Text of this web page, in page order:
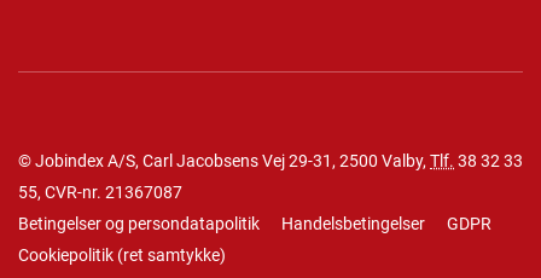
© Jobindex A/S, Carl Jacobsens Vej 29-31, 2500 Valby, Tlf. 38 32 33
55, CVR-nr. 21367087
Betingelser og persondatapolitik
Handelsbetingelser
GDPR
Cookiepolitik (ret samtykke)